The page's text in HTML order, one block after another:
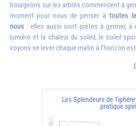
bourgeons sur les arbres commencent à
moment pour nous de penser àtoutes
nous : elles aussi sont prêtes à germer,
lumière et la chaleur du soleil, le soleil
voyons se lever chaque matin à l’horizon
Les Splendeurs de
pratique